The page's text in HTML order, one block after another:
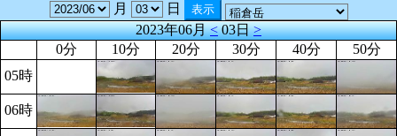
月
日
2023年06月<03日>
0分
10分 20分 30分 40分
50分
05時
06時